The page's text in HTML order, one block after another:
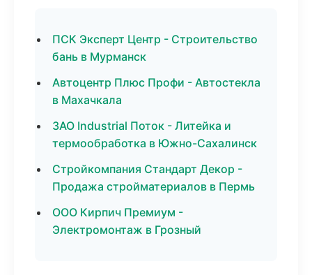
ПСК Эксперт Центр - Строительство
бань в Мурманск
Автоцентр Плюс Профи - Автостекла
в Махачкала
ЗАО Industrial Поток - Литейка и
термообработка в Южно-Сахалинск
Стройкомпания Стандарт Декор -
Продажа стройматериалов в Пермь
ООО Кирпич Премиум -
Электромонтаж в Грозный